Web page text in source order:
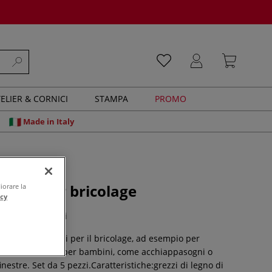
& CORNICI STAMPA PROMO
Made in Italy
per bricolage
0 recensioni
sono ideali per il bricolage, ad esempio per
personalizzati per bambini, come acchiappasogni o
Set da 5 pezzi.Caratteristiche:grezzi di legno di
la